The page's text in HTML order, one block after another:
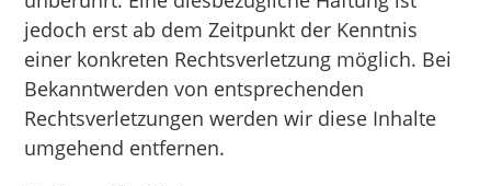
jedoch erst ab dem Zeitpunkt der Kenntnis
einer konkreten Rechtsverletzung möglich. Bei
Bekanntwerden von entsprechenden
Rechtsverletzungen werden wir diese Inhalte
umgehend entfernen.